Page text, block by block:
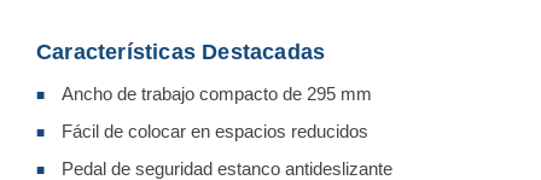
Características Destacadas
■ Ancho de trabajo compacto de 295 mm
■ Fácil de colocar en espacios reducidos
■ Pedal de seguridad estanco antideslizante